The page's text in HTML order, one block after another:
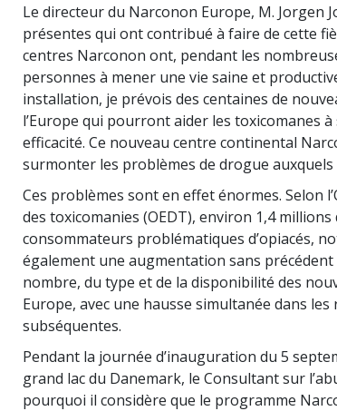
Le directeur du Narconon Europe, M. Jorgen
présentes qui ont contribué à faire de cette
centres Narconon ont, pendant les
personnes à mener une vie saine et
installation, je prévois des centaines de
l’Europe qui pourront aider les toxicomanes
efficacité. Ce nouveau centre continental
surmonter les problèmes de drogue
Ces problèmes sont en effet énormes. Selon
des toxicomanies (OEDT), environ 1,4
consommateurs problématiques d’opiacés,
également une augmentation sans
nombre, du type et de la disponibilité des
Europe, avec une hausse simultanée dans
subséquentes.
Pendant la journée d’inauguration du 5
grand lac du Danemark, le Consultant sur
pourquoi il considère que le programme